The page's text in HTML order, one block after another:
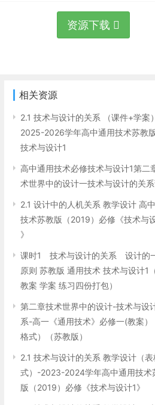
资源下载
相关资源
2.1 技术与设计的关系 （课件+学案）
2025-2026学年高中通用技术苏教
技术与设计1
高中通用技术必修技术与设计1第二
术世界中的设计一技术与设计的关
2.1 设计中的人机关系 教学设计 高
技术苏教版（2019）必修《技术与
》
课时1 技术与设计的关系 设计的
原则 苏教版 通用技术 技术与设计1
教案 学案 练习四份打包）
第二章技术世界中的设计-技术与设
系-高一《通用技术》必修一(教案）
格式）（苏教版）
2.1 技术与设计的关系 教学设计（表
式）-2023-2024学年高中通用技术
版（2019）必修《技术与设计1》